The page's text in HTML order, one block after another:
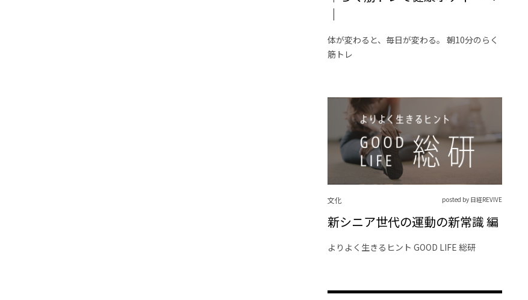
｜
体が変わると、毎日が変わる。 朝10分のらく
筋トレ
文化 posted by 日経REVIVE
新シニア世代の運動の新常識 編
よりよく生きるヒント GOOD LIFE 総研